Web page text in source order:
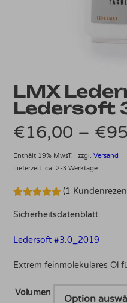
LMX
Ledersoft
€16,00 – €
Enthält 19% MwsT. zzgl.Versand
Lieferzeit: ca. 2-3 Werktage
5.00von 5,
Kundenbewertung
(1
Sicherheitsdatenblatt:
Ledersoft #3.0_2019
Extrem feinmolekulares Öl
Volumen